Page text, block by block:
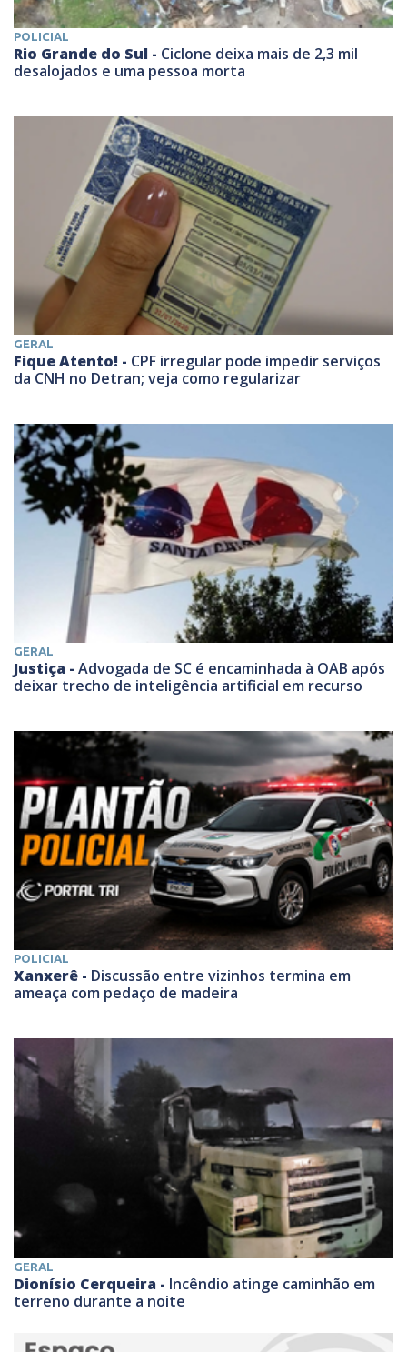
POLICIAL
Rio Grande do Sul - Ciclone deixa mais de 2,3 mil
desalojados e uma pessoa morta
GERAL
Fique Atento! - CPF irregular pode impedir serviços
da CNH no Detran; veja como regularizar
GERAL
Justiça - Advogada de SC é encaminhada à OAB após
deixar trecho de inteligência artificial em recurso
POLICIAL
Xanxerê - Discussão entre vizinhos termina em
ameaça com pedaço de madeira
GERAL
Dionísio Cerqueira - Incêndio atinge caminhão em
terreno durante a noite